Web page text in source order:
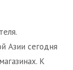
Азии сегодня
К